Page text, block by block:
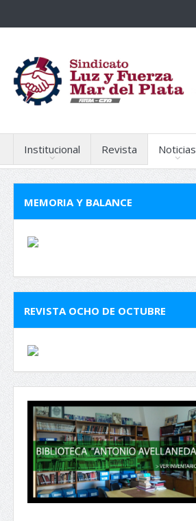
Institucional Revista Noticias
MEMORIA Y BALANCE
REVISTA OCHO DE OCTUBRE